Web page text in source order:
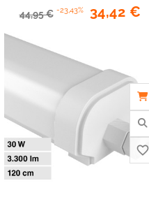
44,95 € -23,43% 34,42 €